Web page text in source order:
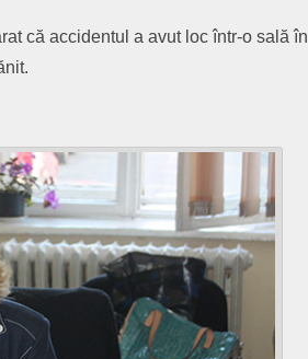
că accidentul a avut loc într-o sală în